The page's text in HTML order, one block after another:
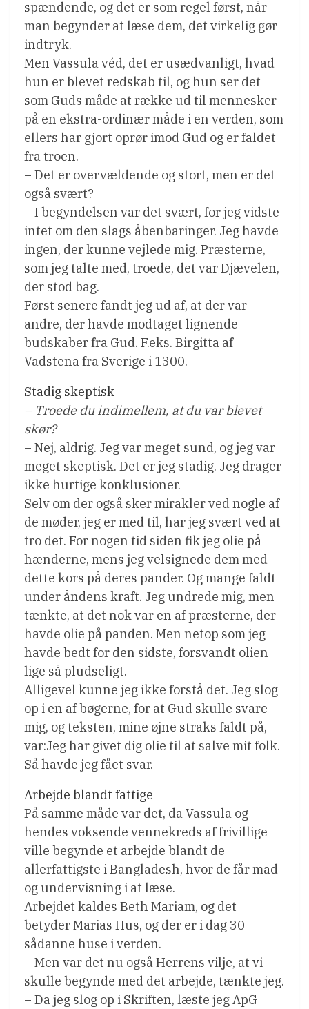
spændende, og det er som regel først, når
man begynder at læse dem, det virkelig gør
indtryk.
Men Vassula véd, det er usædvanligt, hvad
hun er blevet redskab til, og hun ser det
som Guds måde at række ud til mennesker
på en ekstra-ordinær måde i en verden, som
ellers har gjort oprør imod Gud og er faldet
fra troen.
– Det er overvældende og stort, men er det
også svært?
– I begyndelsen var det svært, for jeg vidste
intet om den slags åbenbaringer. Jeg havde
ingen, der kunne vejlede mig. Præsterne,
som jeg talte med, troede, det var Djævelen,
der stod bag.
Først senere fandt jeg ud af, at der var
andre, der havde modtaget lignende
budskaber fra Gud. F.eks. Birgitta af
Vadstena fra Sverige i 1300.
Stadig skeptisk
– Troede du indimellem, at du var blevet
skør?
– Nej, aldrig. Jeg var meget sund, og jeg var
meget skeptisk. Det er jeg stadig. Jeg drager
ikke hurtige konklusioner.
Selv om der også sker mirakler ved nogle af
de møder, jeg er med til, har jeg svært ved at
tro det. For nogen tid siden fik jeg olie på
hænderne, mens jeg velsignede dem med
dette kors på deres pander. Og mange faldt
under åndens kraft. Jeg undrede mig, men
tænkte, at det nok var en af præsterne, der
havde olie på panden. Men netop som jeg
havde bedt for den sidste, forsvandt olien
lige så pludseligt.
Alligevel kunne jeg ikke forstå det. Jeg slog
op i en af bøgerne, for at Gud skulle svare
mig, og teksten, mine øjne straks faldt på,
var:Jeg har givet dig olie til at salve mit folk.
Så havde jeg fået svar.
Arbejde blandt fattige
På samme måde var det, da Vassula og
hendes voksende vennekreds af frivillige
ville begynde et arbejde blandt de
allerfattigste i Bangladesh, hvor de får mad
og undervisning i at læse.
Arbejdet kaldes Beth Mariam, og det
betyder Marias Hus, og der er i dag 30
sådanne huse i verden.
– Men var det nu også Herrens vilje, at vi
skulle begynde med det arbejde, tænkte jeg.
– Da jeg slog op i Skriften, læste jeg ApG